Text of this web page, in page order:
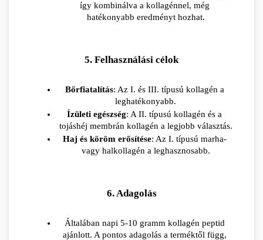
így kombinálva a kollagénnel, még
hatékonyabb eredményt hozhat.
5. Felhasználási célok
Bőrfiatalítás: Az I. és III. típusú kollagén a
leghatékonyabb.
Ízületi egészség: A II. típusú kollagén és a
tojáshéj membrán kollagén a legjobb választás.
Haj és köröm erősítése: Az I. típusú marha-
vagy halkollagén a leghasznosabb.
6. Adagolás
Általában napi 5-10 gramm kollagén peptid
ajánlott. A pontos adagolás a terméktől függ,